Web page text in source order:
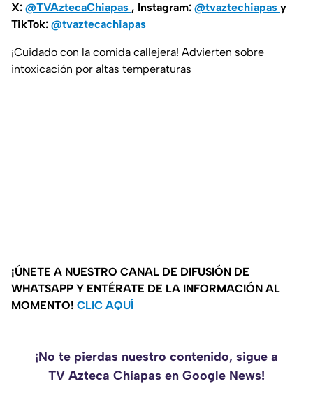
X: @TVAztecaChiapas , Instagram: @tvaztechiapas y
TikTok: @tvaztecachiapas
¡Cuidado con la comida callejera! Advierten sobre
intoxicación por altas temperaturas
¡ÚNETE A NUESTRO CANAL DE DIFUSIÓN DE
WHATSAPP Y ENTÉRATE DE LA INFORMACIÓN AL
MOMENTO! CLIC AQUÍ
¡No te pierdas nuestro contenido, sigue a
TV Azteca Chiapas en Google News!